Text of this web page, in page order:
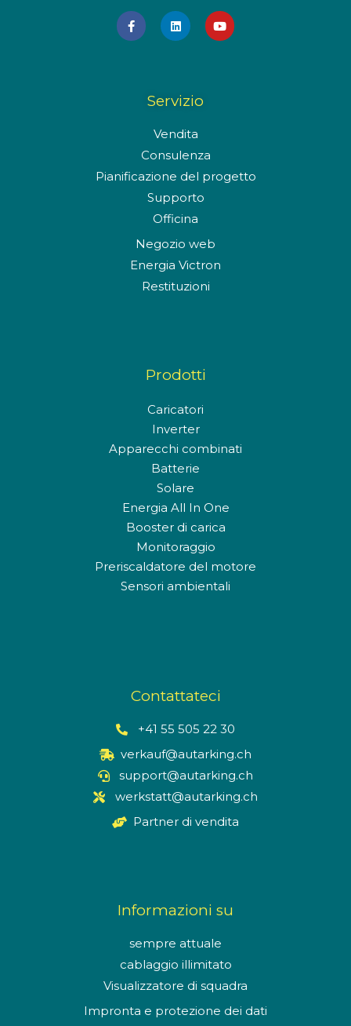
F
a
c
e
L
i
n
k
Y
o
u
t
Servizio
Vendita
Consulenza
Pianificazione del progetto
Supporto
Officina
Negozio web
Energia Victron
Restituzioni
Prodotti
Caricatori
Inverter
Apparecchi combinati
Batterie
Solare
Energia All In One
Booster di carica
Monitoraggio
Preriscaldatore del motore
Sensori ambientali
Contattateci
+41 55 505 22 30
verkauf@autarking.ch
support@autarking.ch
werkstatt@autarking.ch
Partner di vendita
Informazioni su
sempre attuale
cablaggio illimitato
Visualizzatore di squadra
Impronta e protezione dei dati